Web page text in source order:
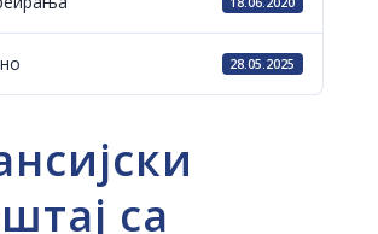
28.05.2025
са